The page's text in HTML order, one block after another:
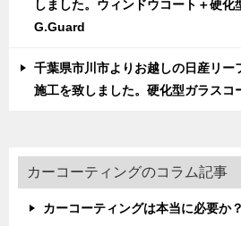
しました。ウィンドウコート＋硬化
G.Guard
千葉県市川市よりお越しの日産リー
施工を致しました。硬化型ガラスコ
カーコーティングのコラム記事
カーコーティングは本当に必要か？